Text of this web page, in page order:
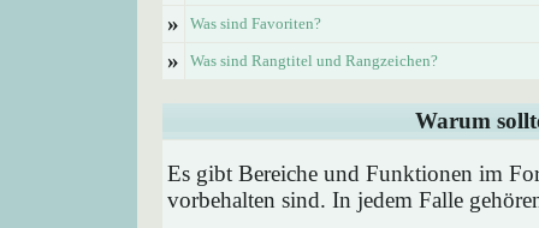
» Was sind Favoriten?
» Was sind Rangtitel und Rangzeichen?
Warum
Es gibt Bereiche und Funktionen im
vorbehalten sind. In jedem Falle